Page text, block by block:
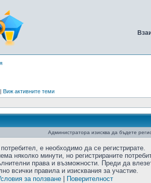
| Виж активните теми
Администратора изисква да бъдете
е необходимо да се регистрирате.
няколко минути, но регистрираните
права и възможности. Преди да
всички правила и изисквания за участие.
за ползване| Поверителност